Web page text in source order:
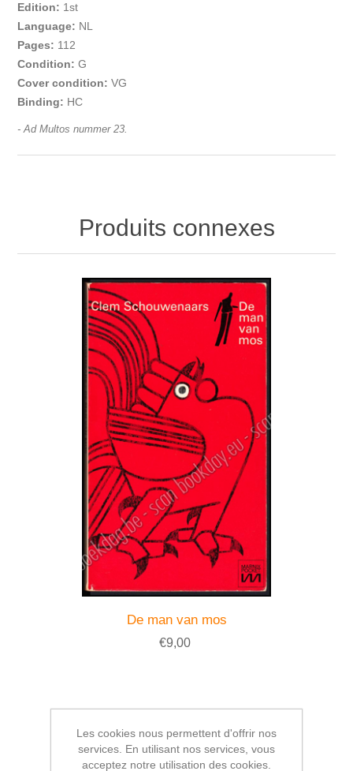
Edition: 1st
Language: NL
Pages: 112
Condition: G
Cover condition: VG
Binding: HC
- Ad Multos nummer 23.
Produits connexes
De man van mos
€9,00
Les cookies nous permettent d'offrir nos
services. En utilisant nos services, vous
acceptez notre utilisation des cookies.